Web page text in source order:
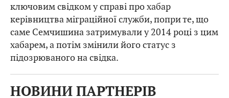
ключовим свідком у справі про хабар
керівництва міграційної служби, попри те, що
саме Семчишина затримували у 2014 році з цим
хабарем, а потім змінили його статус з
підозрюваного на свідка.
НОВИНИ ПАРТНЕРІВ